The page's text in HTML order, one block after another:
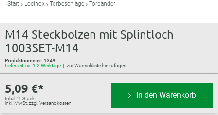
Start Locinox Torbeschläge Torbänder
M14 Steckbolzen mit Splintloch
1003SET-M14
Produktnummer: 1349
Lieferzeit: ca. 1-2 Werktage
zur Wunschliste hinzufügen
5,09 €*
Inhalt: 1 Stück
inkl. MwSt. zzgl. Versandkosten
In den Warenkorb